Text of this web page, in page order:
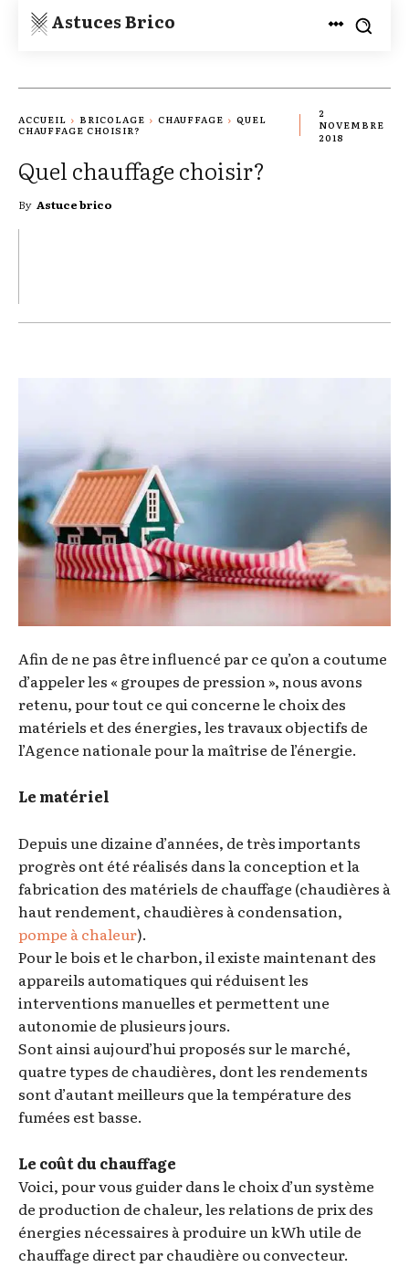
Astuces Brico
ACCUEIL BRICOLAGE CHAUFFAGE
QUEL
CHAUFFAGE CHOISIR?
2
NOVEMBRE
2018
Quel chauffage choisir?
By Astuce brico
Afin de ne pas être influencé par ce qu’on a coutume
d’appeler les « groupes de pression », nous avons
retenu, pour tout ce qui concerne le choix des
matériels et des énergies, les travaux objectifs de
l’Agence nationale pour la maîtrise de l’énergie.
Le matériel
Depuis une dizaine d’années, de très importants
progrès ont été réalisés dans la conception et la
fabrication des matériels de chauffage (chaudières à
haut rendement, chaudières à condensation,
pompe à chaleur).
Pour le bois et le charbon, il existe maintenant des
appareils automatiques qui réduisent les
interventions manuelles et permettent une
autonomie de plusieurs jours.
Sont ainsi aujourd’hui proposés sur le marché,
quatre types de chaudières, dont les rendements
sont d’autant meilleurs que la température des
fumées est basse.
Le coût du chauffage
Voici, pour vous guider dans le choix d’un système
de production de chaleur, les relations de prix des
énergies nécessaires à produire un kWh utile de
chauffage direct par chaudière ou convecteur.